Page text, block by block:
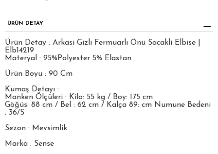
ÜRÜN DETAY
Ürün Detay : Arkasi Gizli Fermuarlı Önü Sacakli Elbise |
Elb14219
Materyal : 95%Polyester 5% Elastan
Ürün Boyu : 90 Cm
Kumaş Detayı :
Manken Ölçüleri : Kilo: 55 kg / Boy: 175 cm
Göğüs: 88 cm / Bel : 62 cm / Kalça 89: cm Numune Bedeni
: 36/S
Sezon : Mevsimlik
Marka : Sense